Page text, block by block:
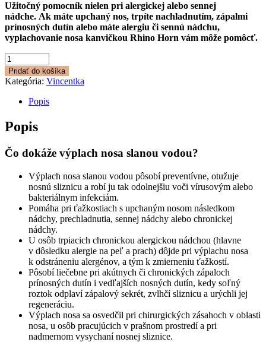
Užitočný pomocník nielen pri alergickej alebo sennej
nádche. Ak máte upchaný nos, trpíte nachladnutím, zápalmi
prínosných dutín alebo máte alergiu či sennú nádchu,
vyplachovanie nosa kanvičkou Rhino Horn vám môže pomôcť.
množstvo
Kanvička
na
výplach
nosa
Horn
junior
Pridať do košíka
Kategória: Vincentka
Popis
Popis
Čo dokáže výplach nosa slanou vodou?
Výplach nosa slanou vodou pôsobí preventívne, otužuje
nosnú sliznicu a robí ju tak odolnejšiu voči vírusovým alebo
bakteriálnym infekciám.
Pomáha pri ťažkostiach s upchaným nosom následkom
nádchy, prechladnutia, sennej nádchy alebo chronickej
nádchy.
U osôb trpiacich chronickou alergickou nádchou (hlavne
v dôsledku alergie na peľ a prach) dôjde pri výplachu nosa
k odstráneniu alergénov, a tým k zmierneniu ťažkostí.
Pôsobí liečebne pri akútnych či chronických zápaloch
prínosných dutín i vedľajších nosných dutín, kedy soľný
roztok odplaví zápalový sekrét, zvlhčí sliznicu a urýchli jej
regeneráciu.
Výplach nosa sa osvedčil pri chirurgických zásahoch v oblasti
nosa, u osôb pracujúcich v prašnom prostredí a pri
nadmernom vysychaní nosnej sliznice.